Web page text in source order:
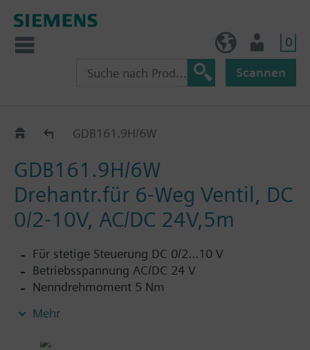
0
Scannen
GDB..9EGDB161.9H/6W
GDB161.9H/6W
Drehantr.für 6-Weg Ventil, DC
0/2-10V, AC/DC 24V,5m
Für stetige Steuerung DC 0/2...10 V
Betriebsspannung AC/DC 24 V
Nenndrehmoment 5 Nm
Ohne Federrücklauf
Mehr